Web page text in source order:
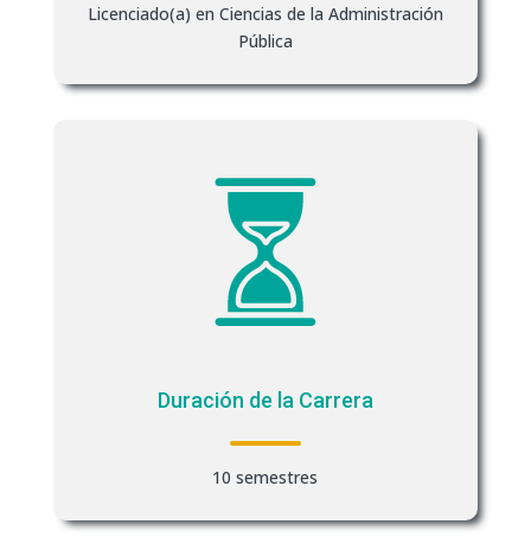
Licenciado(a) en Ciencias de la Administración
Pública
Duración de la Carrera
10 semestres